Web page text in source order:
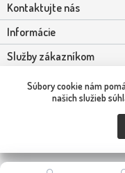
Kontaktujte nás
Informácie
Služby zákazníkom
Môj účet
Copyright © 2026
Súbory cookie nám
našich služieb